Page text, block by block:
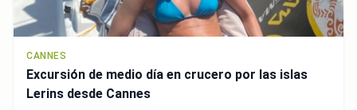
CANNES
Excursión de medio día en crucero por las islas
Lerins desde Cannes